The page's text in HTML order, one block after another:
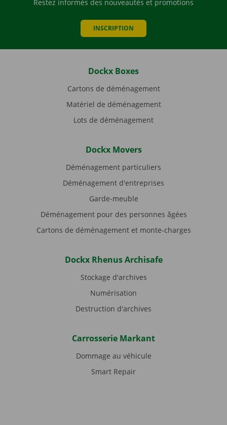
Restez informés des nouveautés et promotions
INSCRIPTION
Dockx Boxes
Cartons de déménagement
Matériel de déménagement
Lots de déménagement
Dockx Movers
Déménagement particuliers
Déménagement d'entreprises
Garde-meuble
Déménagement pour des personnes âgées
Cartons de déménagement et monte-charges
Dockx Rhenus Archisafe
Stockage d'archives
Numérisation
Destruction d'archives
Carrosserie Markant
Dommage au véhicule
Smart Repair